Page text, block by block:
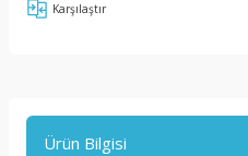
Karşılaştır
Ürün Bilgisi